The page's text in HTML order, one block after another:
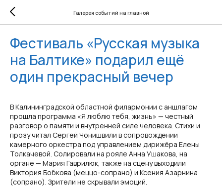
Галерея событий на главной
Фестиваль «Русская музыка
на Балтике» подарил ещё
один прекрасный вечер
В Калининградской областной филармонии с аншлагом
прошла программа «Я люблю тебя, жизнь» — честный
разговор о памяти и внутренней силе человека. Стихи и
прозу читал Сергей Чонишвили в сопровождении
камерного оркестра под управлением дирижёра Елены
Толкачевой. Солировали на рояле Анна Ушакова, на
органе — Мария Гаврилюк, также на сцену выходили
Виктория Бобкова (меццо-сопрано) и Ксения Азарнина
(сопрано). Зрители не скрывали эмоций.